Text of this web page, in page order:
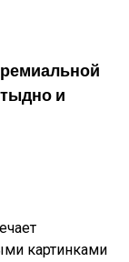
и
картинками